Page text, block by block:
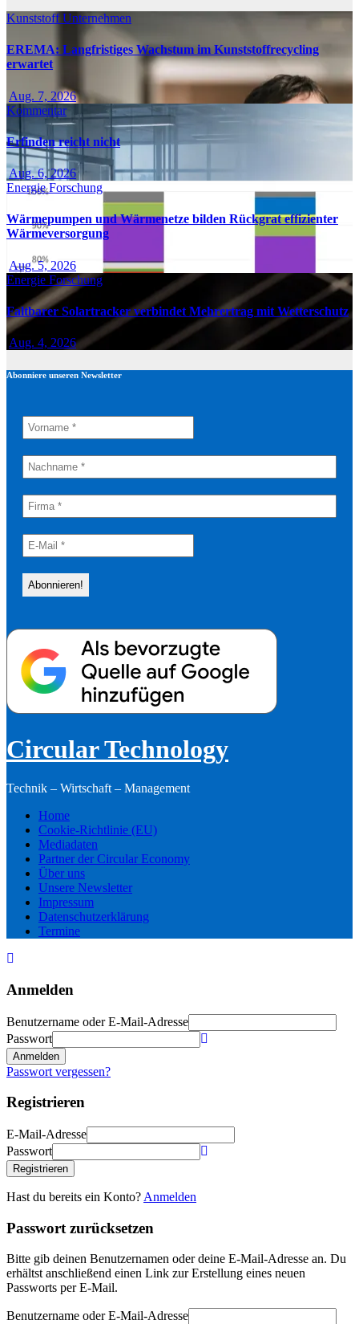
KunststoffUnternehmen
EREMA: Langfristiges Wachstum im Kunststoffrecycling
erwartet
Aug. 7, 2026
Kommentar
Erfinden reicht nicht
Aug. 6, 2026
EnergieForschung
Wärmepumpen und Wärmenetze bilden Rückgrat effizienter
Wärmeversorgung
Aug. 5, 2026
Energie Forschung
Faltbarer Solartracker verbindet Mehrertrag mit Wetterschutz
Aug. 4, 2026
Abonniere unseren Newsletter
Circular Technology
Technik – Wirtschaft – Management
Home
Cookie-Richtlinie (EU)
Mediadaten
Partner der Circular Economy
Über uns
Unsere Newsletter
Impressum
Datenschutzerklärung
Termine
Anmelden
Benutzername oder E-Mail-Adresse
Passwort
Anmelden
Passwort vergessen?
Registrieren
E-Mail-Adresse
Passwort
Registrieren
Hast du bereits ein Konto? Anmelden
Passwort zurücksetzen
Bitte gib deinen Benutzernamen oder deine E-Mail-Adresse an. Du
erhältst anschließend einen Link zur Erstellung eines neuen
Passworts per E-Mail.
Benutzername oder E-Mail-Adresse